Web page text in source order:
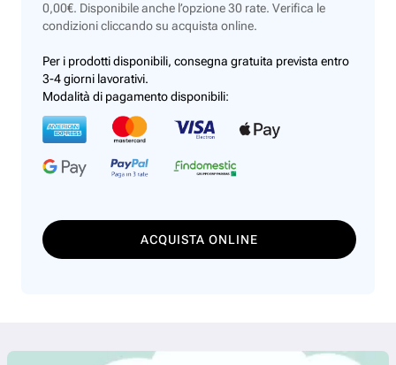
0,00€. Disponibile anche l’opzione 30 rate. Verifica le
condizioni cliccando su acquista online.
Per i prodotti disponibili, consegna gratuita prevista entro
3-4 giorni lavorativi.
Modalità di pagamento disponibili:
ACQUISTA ONLINE